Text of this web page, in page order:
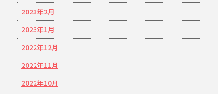
2023年2月
2023年1月
2022年12月
2022年11月
2022年10月